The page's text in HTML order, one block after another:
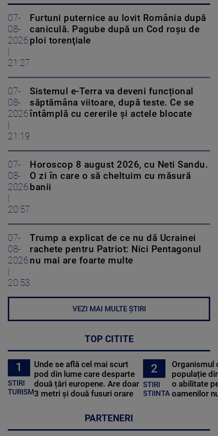
07-
08-
2026
21:27
Furtuni puternice au lovit România după
caniculă. Pagube după un Cod roşu de
ploi torenţiale
07-
08-
2026
21:19
Sistemul e-Terra va deveni funcțional
săptămâna viitoare, după teste. Ce se
întâmplă cu cererile și actele blocate
07-
08-
2026
20:57
Horoscop 8 august 2026, cu Neti Sandu.
O zi în care o să cheltuim cu măsură
banii
07-
08-
2026
20:53
Trump a explicat de ce nu dă Ucrainei
rachete pentru Patriot: Nici Pentagonul
nu mai are foarte multe
VEZI MAI MULTE ȘTIRI
TOP CITITE
1
STIRI
TURISM
Unde se află cel mai scurt
pod din lume care desparte
două țări europene. Are doar
3 metri și două fusuri orare
2
STIRI
STIINTA
Organismul
populație
o abilitate
oamenilor
PARTENERI